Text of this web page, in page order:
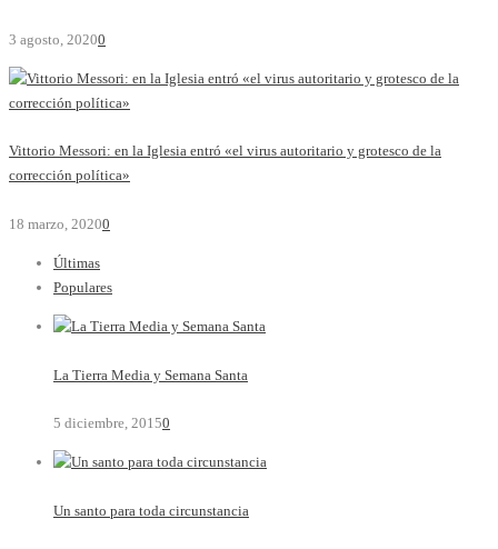
3 agosto, 20200
Vittorio Messori: en la Iglesia entró «el virus autoritario y grotesco de la
corrección política»
18 marzo, 20200
Últimas
Populares
La Tierra Media y Semana Santa
5 diciembre, 20150
Un santo para toda circunstancia